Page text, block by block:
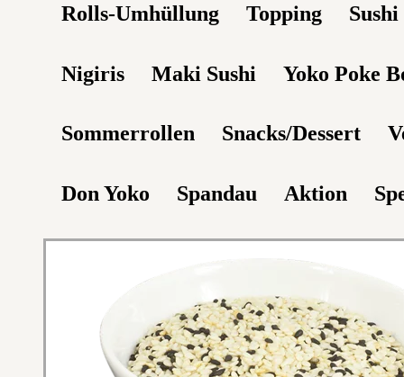
Rolls-Umhüllung Topping
Nigiris Maki Sushi Yoko Poke
Sommerrollen Snacks/Dessert
Don Yoko Spandau Aktion